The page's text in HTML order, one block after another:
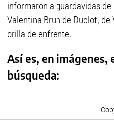
informaron a guardavidas
Valentina Brun de Duclot, de
orilla de enfrente.
Así es, en imágenes,
búsqueda: